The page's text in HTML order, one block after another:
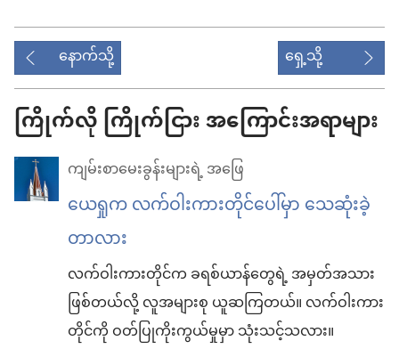
နောက်သို့ ရှေ့သို့
ကြိုက်လို ကြိုက်ငြား အကြောင်းအရာများ
ကျမ်းစာမေးခွန်းများရဲ့ အဖြေ
ယေရှုက လက်ဝါးကားတိုင်ပေါ်မှာ သေဆုံးခဲ့
တာလား
လက်ဝါးကားတိုင်က ခရစ်ယာန်တွေရဲ့ အမှတ်အသား
ဖြစ်တယ်လို့ လူအများစု ယူဆကြတယ်။ လက်ဝါးကား
တိုင်ကို ဝတ်ပြုကိုးကွယ်မှုမှာ သုံးသင့်သလား။